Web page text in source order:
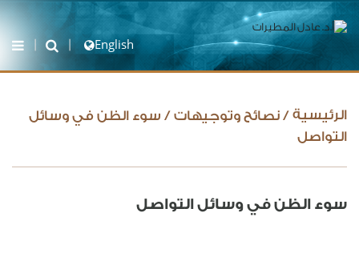
English
الرئيسية / نصائح وتوجيهات / سوء الظن في وسائل
التواصل
سوء الظن في وسائل التواصل